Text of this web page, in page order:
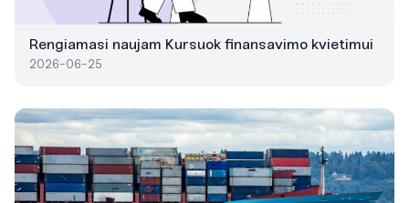
Rengiamasi naujam Kursuok finansavimo kvietimui
2026-06-25